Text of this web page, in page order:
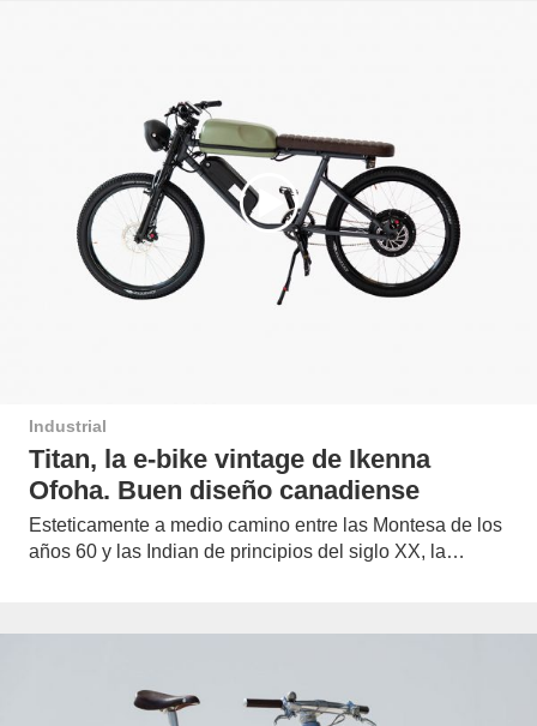
Industrial
Titan, la e-bike vintage de Ikenna
Ofoha. Buen diseño canadiense
Esteticamente a medio camino entre las Montesa de los
años 60 y las Indian de principios del siglo XX, la…